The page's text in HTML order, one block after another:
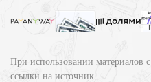
При использовании материалов
ссылки на источник.